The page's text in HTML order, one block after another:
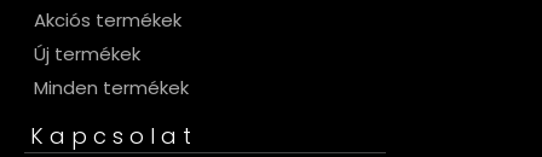
Akciós termékek
Új termékek
Minden termékek
Kapcsolat